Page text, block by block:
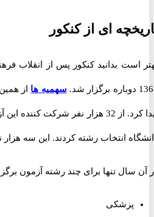
ای از کنکور
بدانید کنکور پس از انقلاب
سهمیه هااز همین
رشته کردند. این سه هزار نفر در 9 رشته به رقابت
تنها برای چند رشته آزمون برگزار
پزشکی